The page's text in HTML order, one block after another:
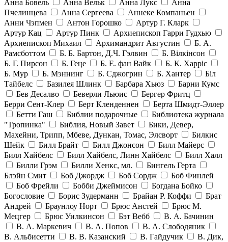
Анна Бовель Анна Вельк Анна Лукс
Анна
Пчелинцева
Анна Сергеева
Аннеке Компаньен
Анни Чэпмен
Антон Горошко
Артур Г. Кларк
Артур Кац
Артур Пинк
Архиепископ Гарри Гудхью
Архиепископ Михаил
Архимандрит Августин
Б. А.
Рамсботтом
Б. Б. Бартон, Д.Ч. Гэлвин
Б. Вілкінсон
Б. Г. Пирсон
Б. Геце Б. Е. фан Вайк
Б. К. Харріс
Б. Мур
Б. Мэннинг Б. Сджогрин Б. Хантер
Біл
Тайбелс
Базилея Шлинк Барбара Хьюз
Барни Кумс
Бев Десалво
Беверли Льюис
Бергер Фритц
Берри Сент-Клер
Берт Кленденнен
Берта Шмидт-Эллер
Бетти Гаш
Библии подарочные
Библиотека журнала
"Тропинка"
Библия, Новый Завет
Бики, Девер,
Махейни, Трипп, Мбеве, Дункан, Томас, Элсворт
Билкис
Шейк
Билл Брайт Билл Джонсон
Билл Майерс
Билл Хайбелс
Билл Хайбелс, Линн Хайбелс
Билл Халл
Билли Грэм
Билли Хенкс, мл.
Бингель Герта
Блэйн Смит
Боб Джордж Боб Сордж
Боб Финлей
Боб Фрейли
Бобби Джеймисон
Богдана Бойко
Богословие
Борис Зудерманн Брайан Р. Коффи
Брат
Андрей
Браунлоу Норт Брюс Анстей
Брюс М.
Мецгер
Брюс Уилкинсон Бэт Вебб
В. А. Бачинин
В. А. Маркевич
В. А. Попов
В. А. Слободяник
В. Альбисетти
В. В. Казанский В. Гайдучик
В. Дик,